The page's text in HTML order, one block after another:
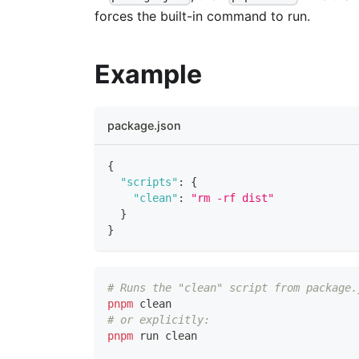
forces the built-in command to run.
Example
package.json
{
"scripts" :
{
"clean" :
"rm -rf dist"
}
}
# Runs the "clean" script from
pnpm clean
# or explicitly:
pnpm run clean